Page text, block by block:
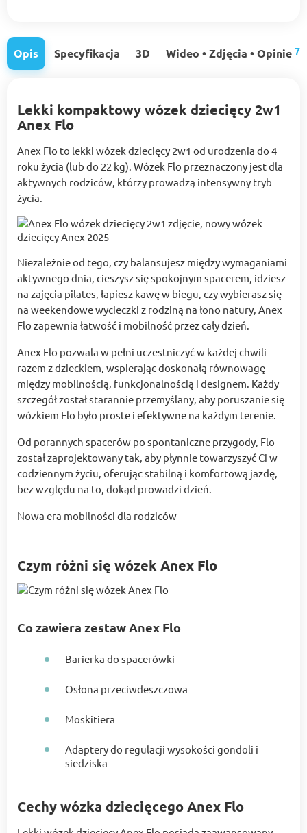
Opis Specyfikacja 3D Wideo • Zdjęcia • Opinie 7
Lekki kompaktowy wózek dziecięcy 2w1
Anex Flo
Anex Flo to lekki wózek dziecięcy 2w1 od urodzenia do 4
roku życia (lub do 22 kg). Wózek Flo przeznaczony jest dla
aktywnych rodziców, którzy prowadzą intensywny tryb
życia.
Niezależnie od tego, czy balansujesz między wymaganiami
aktywnego dnia, cieszysz się spokojnym spacerem, idziesz
na zajęcia pilates, łapiesz kawę w biegu, czy wybierasz się
na weekendowe wycieczki z rodziną na łono natury, Anex
Flo zapewnia łatwość i mobilność przez cały dzień.
Anex Flo pozwala w pełni uczestniczyć w każdej chwili
razem z dzieckiem, wspierając doskonałą równowagę
między mobilnością, funkcjonalnością i designem. Każdy
szczegół został starannie przemyślany, aby poruszanie się
wózkiem Flo było proste i efektywne na każdym terenie.
Od porannych spacerów po spontaniczne przygody, Flo
został zaprojektowany tak, aby płynnie towarzyszyć Ci w
codziennym życiu, oferując stabilną i komfortową jazdę,
bez względu na to, dokąd prowadzi dzień.
Nowa era mobilności dla rodziców
Czym różni się wózek Anex Flo
Co zawiera zestaw Anex Flo
Barierka do spacerówki
Osłona przeciwdeszczowa
Moskitiera
Adaptery do regulacji wysokości gondoli i
siedziska
Cechy wózka dziecięcego Anex Flo